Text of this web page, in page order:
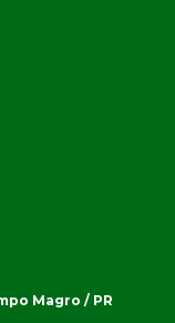
Magro / PR